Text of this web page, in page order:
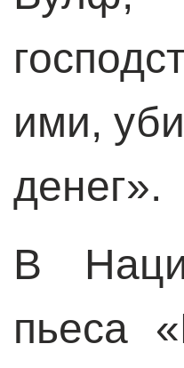
ими,
денег».
В
пьеса